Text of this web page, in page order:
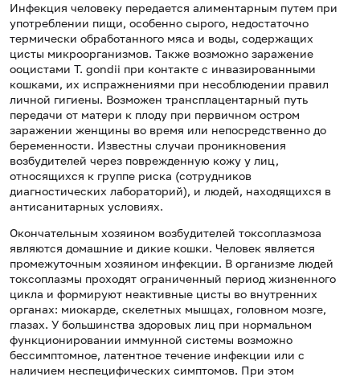
Инфекция человеку передается алиментарным путем при
употреблении пищи, особенно сырого, недостаточно
термически обработанного мяса и воды, содержащих
цисты микроорганизмов. Также возможно заражение
ооцистами T. gondii при контакте с инвазированными
кошками, их испражнениями при несоблюдении правил
личной гигиены. Возможен трансплацентарный путь
передачи от матери к плоду при первичном остром
заражении женщины во время или непосредственно до
беременности. Известны случаи проникновения
возбудителей через поврежденную кожу у лиц,
относящихся к группе риска (сотрудников
диагностических лабораторий), и людей, находящихся в
антисанитарных условиях.
Окончательным хозяином возбудителей токсоплазмоза
являются домашние и дикие кошки. Человек является
промежуточным хозяином инфекции. В организме людей
токсоплазмы проходят ограниченный период жизненного
цикла и формируют неактивные цисты во внутренних
органах: миокарде, скелетных мышцах, головном мозге,
глазах. У большинства здоровых лиц при нормальном
функционировании иммунной системы возможно
бессимптомное, латентное течение инфекции или с
наличием неспецифических симптомов. При этом